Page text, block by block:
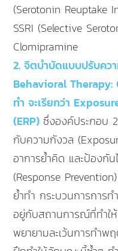
(Serotonin Reuptake
SSRI (Selective
Clomipramine
2. จิตบำบัดแบบปรับคว
Behavioral Therapy:
ทำ จะเรียกว่า
(ERP) ซึ่งองค์ประกอบ
กับความกังวล
อาการย้ำคิด และป้องกั
(Response
ย้ำทำ กระบวนการการ
อยู่กับสถานการณ์ที่ทำใ
พยายามละเว้นการทำพ